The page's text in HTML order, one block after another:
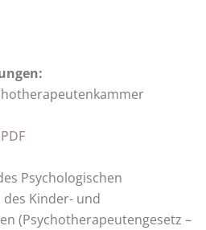
Psychologischen
Kinder- und
(Psychotherapeutengesetz –